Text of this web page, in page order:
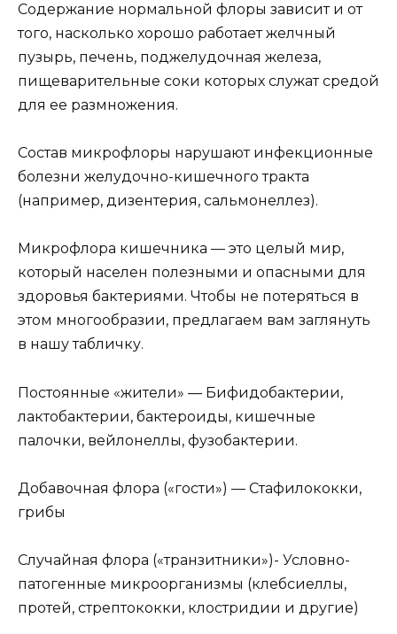
Содержание нормальной флоры зависит и от
того, насколько хорошо работает желчный
пузырь, печень, поджелудочная железа,
пищеварительные соки которых служат средой
для ее размножения.
Состав микрофлоры нарушают инфекционные
болезни желудочно-кишечного тракта
(например, дизентерия, сальмонеллез).
Микрофлора кишечника — это целый мир,
который населен полезными и опасными для
здоровья бактериями. Чтобы не потеряться в
этом многообразии, предлагаем вам заглянуть
в нашу табличку.
Постоянные «жители» — Бифидобактерии,
лактобактерии, бактероиды, кишечные
палочки, вейлонеллы, фузобактерии.
Добавочная флора («гости») — Стафилококки,
грибы
Случайная флора («транзитники»)- Условно-
патогенные микроорганизмы (клебсиеллы,
протей, стрептококки, клостридии и другие)